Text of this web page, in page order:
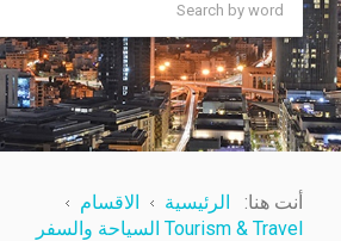
أنت هنا: الرئيسية
الاقسام
Tourism & Travel السياحة والسفر